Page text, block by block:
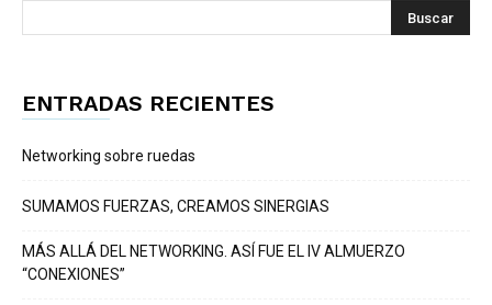
ENTRADAS RECIENTES
Networking sobre ruedas
SUMAMOS FUERZAS, CREAMOS SINERGIAS
MÁS ALLÁ DEL NETWORKING. ASÍ FUE EL IV ALMUERZO
“CONEXIONES”